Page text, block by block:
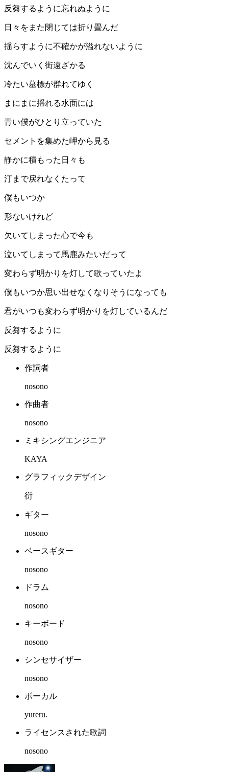
反芻するように忘れぬように
日々をまた閉じては折り畳んだ
揺らすように不確かが溢れないように
沈んでいく街遠ざかる
冷たい墓標が群れてゆく
まにまに揺れる水面には
青い僕がひとり立っていた
セメントを集めた岬から見る
静かに積もった日々も
汀まで戻れなくたって
僕もいつか
形ないけれど
欠いてしまった心で今も
泣いてしまって馬鹿みたいだって
変わらず明かりを灯して歌っていたよ
僕もいつか思い出せなくなりそうになっても
君がいつも変わらず明かりを灯しているんだ
反芻するように
反芻するように
作詞者
nosono
作曲者
nosono
ミキシングエンジニア
KAYA
グラフィックデザイン
衍
ギター
nosono
ベースギター
nosono
ドラム
nosono
キーボード
nosono
シンセサイザー
nosono
ボーカル
yureru.
ライセンスされた歌詞
nosono